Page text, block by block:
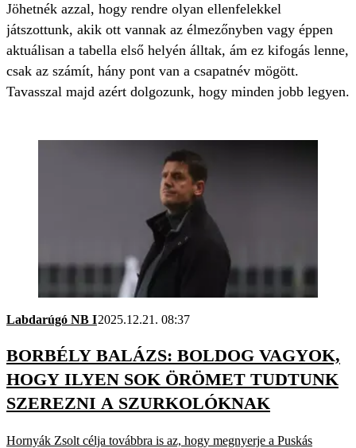
Jöhetnék azzal, hogy rendre olyan ellenfelekkel
játszottunk, akik ott vannak az élmezőnyben vagy éppen
aktuálisan a tabella első helyén álltak, ám ez kifogás lenne,
csak az számít, hány pont van a csapatnév mögött.
Tavasszal majd azért dolgozunk, hogy minden jobb legyen.
Labdarúgó NB I2025.12.21. 08:37
BORBÉLY BALÁZS: BOLDOG VAGYOK,
HOGY ILYEN SOK ÖRÖMET TUDTUNK
SZEREZNI A SZURKOLÓKNAK
Hornyák Zsolt célja továbbra is az, hogy megnyerje a Puskás